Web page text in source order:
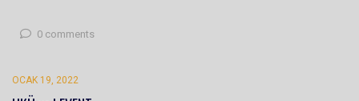
0 comments
OCAK 19, 2022